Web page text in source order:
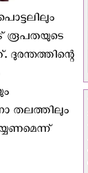
രൂപതയുടെ
തലത്തിലും